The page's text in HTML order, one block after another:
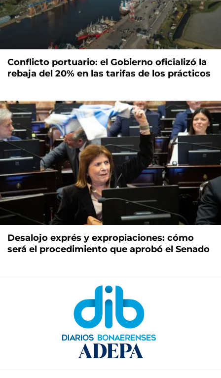
Conflicto portuario: el Gobierno oficializó la
rebaja del 20% en las tarifas de los prácticos
Desalojo exprés y expropiaciones: cómo
será el procedimiento que aprobó el Senado